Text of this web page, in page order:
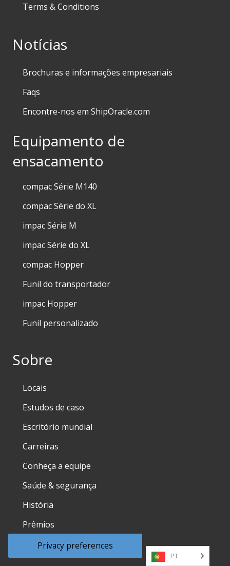
Terms & Conditions
Notícias
Brochuras e informações empresariais
Faqs
Encontre-nos em ShipOracle.com
Equipamento de
ensacamento
compac Série M140
compac Série do XL
impac Série M
impac Série do XL
compac Hopper
Funil do transportador
impac Hopper
Funil personalizado
Sobre
Locais
Estudos de caso
Escritório mundial
Carreiras
Conheça a equipe
Saúde & segurança
História
Prêmios
NSBT – IBJ Award Winner 2025
PT